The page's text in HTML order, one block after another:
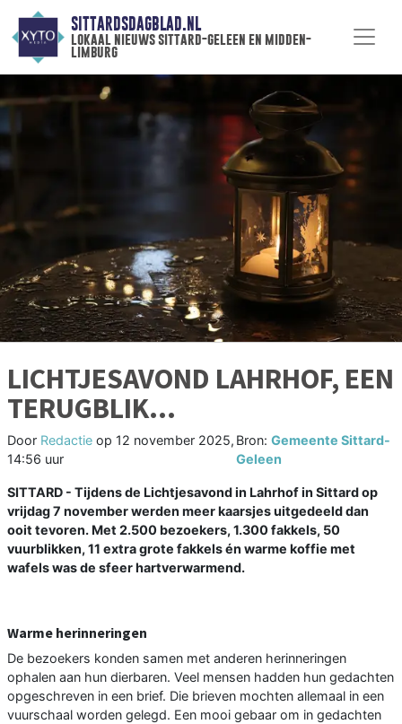
SITTARDSDAGBLAD.NL
lokaal nieuws sittard-geleen en midden-
limburg
LICHTJESAVOND LAHRHOF, EEN
TERUGBLIK…
Door Redactie op 12 november 2025,
14:56 uur
Bron: Gemeente Sittard-
Geleen
SITTARD - Tijdens de Lichtjesavond in Lahrhof in Sittard op
vrijdag 7 november werden meer kaarsjes uitgedeeld dan
ooit tevoren. Met 2.500 bezoekers, 1.300 fakkels, 50
vuurblikken, 11 extra grote fakkels én warme koffie met
wafels was de sfeer hartverwarmend.
Warme herinneringen
De bezoekers konden samen met anderen herinneringen
ophalen aan hun dierbaren. Veel mensen hadden hun gedachten
opgeschreven in een brief. Die brieven mochten allemaal in een
vuurschaal worden gelegd. Een mooi gebaar om in gedachten